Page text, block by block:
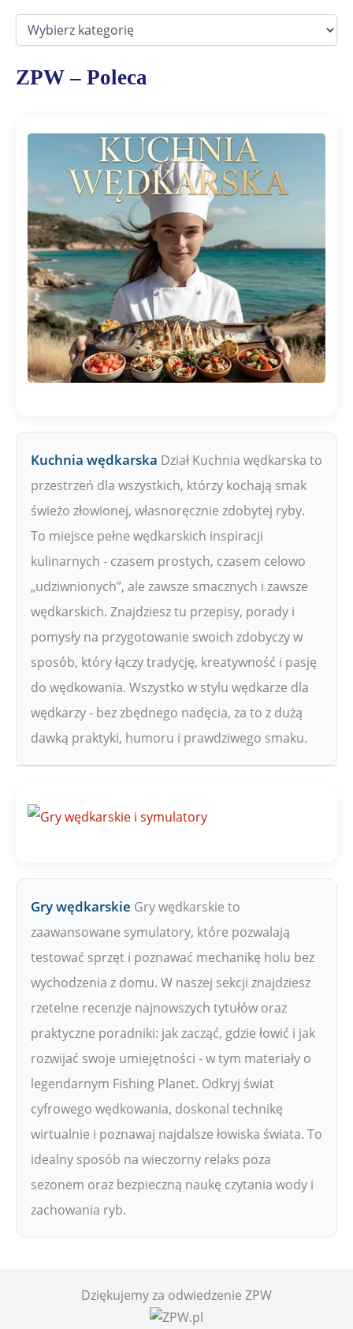
D
a
łZPW – Poleca
Kuchnia wędkarska Dział Kuchnia wędkarska to
przestrzeń dla wszystkich, którzy kochają smak
świeżo złowionej, własnoręcznie zdobytej ryby.
To miejsce pełne wędkarskich inspiracji
kulinarnych - czasem prostych, czasem celowo
„udziwnionych”, ale zawsze smacznych i zawsze
wędkarskich. Znajdziesz tu przepisy, porady i
pomysły na przygotowanie swoich zdobyczy w
sposób, który łączy tradycję, kreatywność i pasję
do wędkowania. Wszystko w stylu wędkarze dla
wędkarzy - bez zbędnego nadęcia, za to z dużą
dawką praktyki, humoru i prawdziwego smaku.
Gry wędkarskie Gry wędkarskie to
zaawansowane symulatory, które pozwalają
testować sprzęt i poznawać mechanikę holu bez
wychodzenia z domu. W naszej sekcji znajdziesz
rzetelne recenzje najnowszych tytułów oraz
praktyczne poradniki: jak zacząć, gdzie łowić i jak
rozwijać swoje umiejętności - w tym materiały o
legendarnym Fishing Planet. Odkryj świat
cyfrowego wędkowania, doskonal technikę
wirtualnie i poznawaj najdalsze łowiska świata. To
idealny sposób na wieczorny relaks poza
sezonem oraz bezpieczną naukę czytania wody i
zachowania ryb.
Dziękujemy za odwiedzenie ZPW